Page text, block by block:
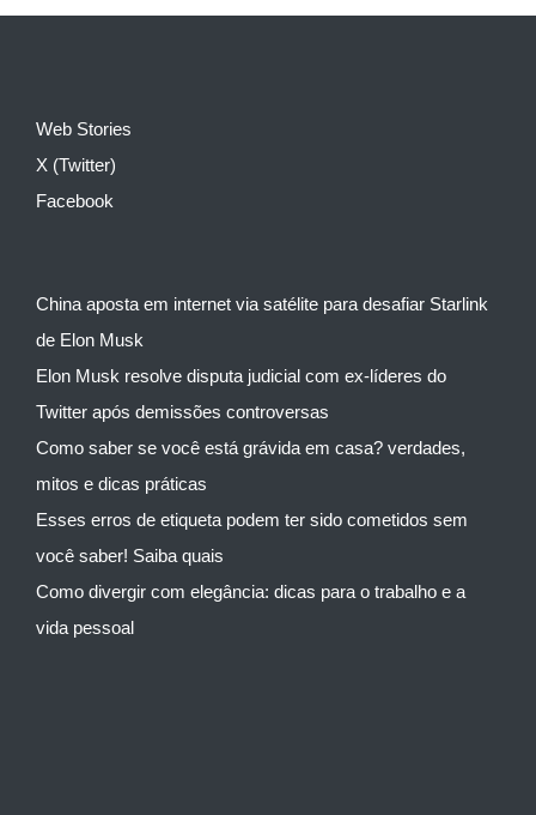
Web Stories
X (Twitter)
Facebook
China aposta em internet via satélite para desafiar Starlink
de Elon Musk
Elon Musk resolve disputa judicial com ex-líderes do
Twitter após demissões controversas
Como saber se você está grávida em casa? verdades,
mitos e dicas práticas
Esses erros de etiqueta podem ter sido cometidos sem
você saber! Saiba quais
Como divergir com elegância: dicas para o trabalho e a
vida pessoal